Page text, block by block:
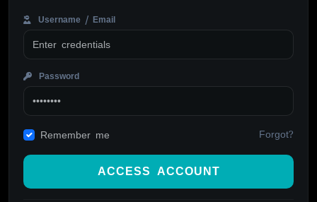
Username / Email
Password
Remember me Forgot?
ACCESS ACCOUNT